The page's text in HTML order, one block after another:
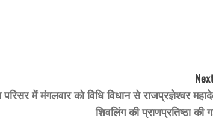
में मंगलवार को विधि विधान से राजप्रज्ञेश्वर
शिवलिंग की प्राणप्रतिष्ठा की